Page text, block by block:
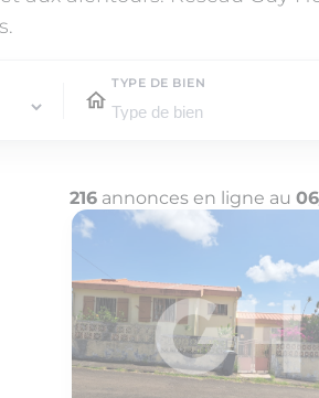
TYPE DE BIEN
216 annonces en ligne au